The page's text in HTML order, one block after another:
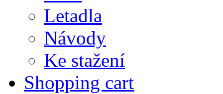
Letadla
Návody
Ke stažení
Shopping cart